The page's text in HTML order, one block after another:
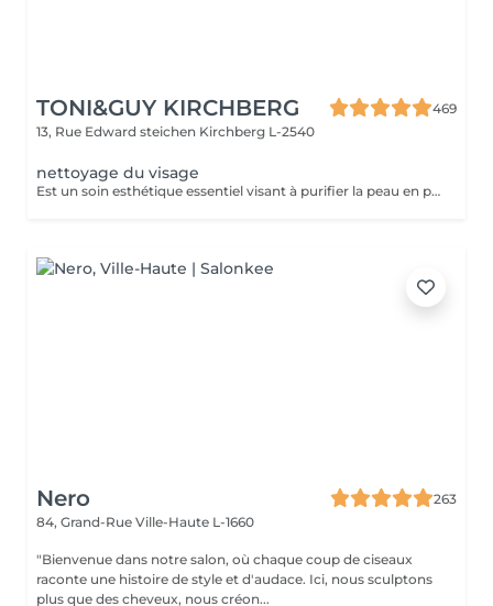
TONI&GUY KIRCHBERG
469
13, Rue Edward steichen Kirchberg L-2540
nettoyage du visage
Est un soin esthétique essentiel visant à purifier la peau en profondeur et a lui donner éclat et fraicheur
Nero
263
84, Grand-Rue Ville-Haute L-1660
"Bienvenue dans notre salon, où chaque coup de ciseaux
raconte une histoire de style et d'audace. Ici, nous sculptons
plus que des cheveux, nous créon...